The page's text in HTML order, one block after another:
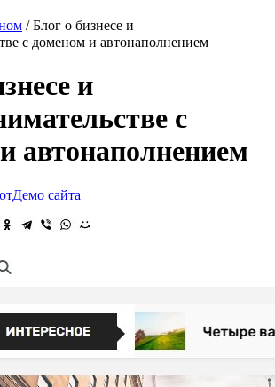
/ Блог о бизнесе и
с доменом и автонаполнением
и
с
автонаполнением
Демо сайта